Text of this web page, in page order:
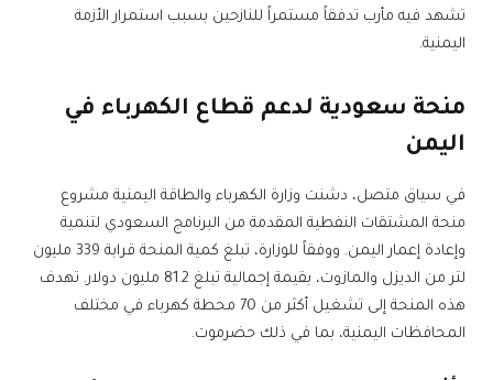
تشهد فيه مأرب تدفقاً مستمراً للنازحين بسبب استمرار الأزمة
اليمنية.
منحة سعودية لدعم قطاع الكهرباء في
اليمن
في سياق متصل، دشنت وزارة الكهرباء والطاقة اليمنية مشروع
منحة المشتقات النفطية المقدمة من البرنامج السعودي لتنمية
وإعادة إعمار اليمن. ووفقاً للوزارة، تبلغ كمية المنحة قرابة 339 مليون
لتر من الديزل والمازوت، بقيمة إجمالية تبلغ 81.2 مليون دولار. تهدف
هذه المنحة إلى تشغيل أكثر من 70 محطة كهرباء في مختلف
المحافظات اليمنية، بما في ذلك حضرموت.